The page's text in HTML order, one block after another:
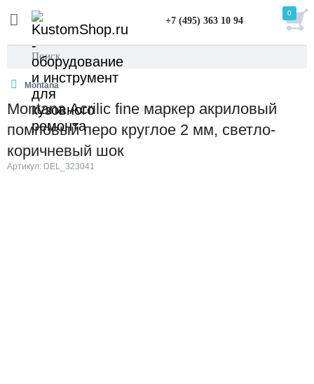
+7 (495) 363 10 94
0
Montana
Montana Acrilic fine маркер акриловый
помповый перо круглое 2 мм, светло-
коричневый шок
Артикул: DEL_323041